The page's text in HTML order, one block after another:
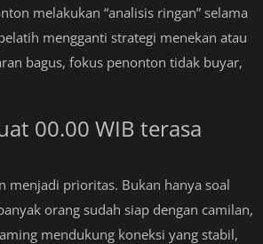
melakukan “analisis ringan” selama
mengganti strategi menekan atau
bagus, fokus penonton tidak buyar,
00.00 WIB terasa
menjadi prioritas. Bukan hanya soal
orang sudah siap dengan camilan,
mendukung koneksi yang stabil,